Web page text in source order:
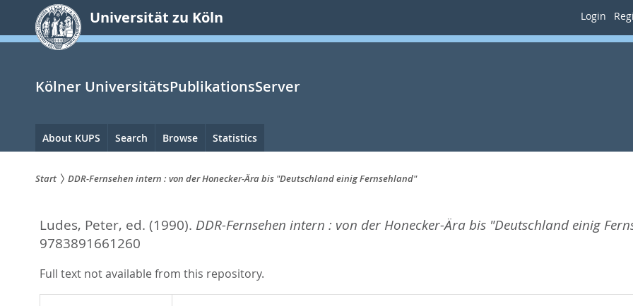
springen
Universität zu Köln Login
Kölner UniversitätsPublikationsServer
Hauptnavigation
About KUPS Search Browse Statistics
sind
hier:
Start DDR-Fernsehen intern : von der Honecker-Ära bis "Deutschland einig Fernsehland"
Ludes, Peter, ed. (1990). DDR-Fernsehen intern : von der Honecker-Ära bis "Deutschland einig
9783891661260
Full text not available from this repository.